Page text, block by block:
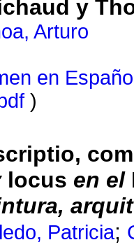
y
Arturo
en
)
locus en el
Patricia;